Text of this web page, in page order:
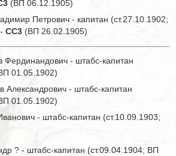
(ВП 06.12.1905)
Петрович - капитан (ст.27.10.1902;
СС3 (ВП 26.02.1905)
Фердинандович - штабс-капитан
01.05.1902)
Александрович - штабс-капитан
01.05.1902)
- штабс-капитан (ст.10.09.1903;
? - штабс-капитан (ст.09.04.1904; ВП